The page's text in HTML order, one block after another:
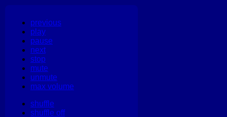
previous
play
pause
next
stop
mute
unmute
max volume
shuffle
shuffle off